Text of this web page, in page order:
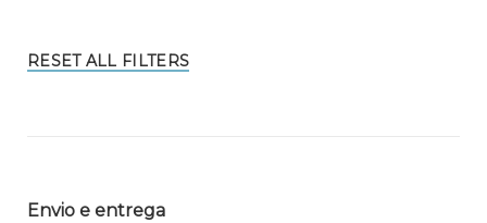
RESET ALL FILTERS
Envio e entrega